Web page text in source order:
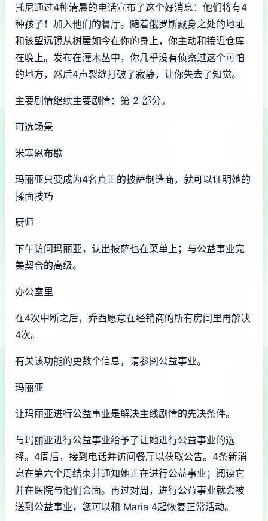
托尼通过4种清晨的电话宣布了这个好消息：他们将有4
种孩子！加入他们的餐厅。随着俄罗斯藏身之处的地址
和该望远镜从树屋如今在你的身上，你主动和接近仓库
在晚上。发布在灌木丛中，你几乎没有侦察过这个可怕
的地方，然后4声裂缝打破了寂静，让你失去了知觉。
主要剧情继续主要剧情：第 2 部分。
可选场景
米塞恩布歇
玛丽亚只要成为4名真正的披萨制造商，就可以证明她的
揉面技巧
厨师
下午访问玛丽亚，认出披萨也在菜单上；与公益事业完
美契合的高级。
办公室里
在4次中断之后，乔西愿意在经销商的所有房间里再解决
4次。
有关该功能的更数个信息，请参阅公益事业。
玛丽亚
让玛丽亚进行公益事业是解决主线剧情的先决条件。
与玛丽亚进行公益事业给予了让她进行公益事业的选
择。4周后，接到电话并访问餐厅以获取公告。4条新消
息在第六个周结束并通知她正在进行公益事业；阅读它
并在医院与他们会面。再过对周，进行公益事业就会被
送到公益事业，您可以和 Maria 4起恢复正常活动。